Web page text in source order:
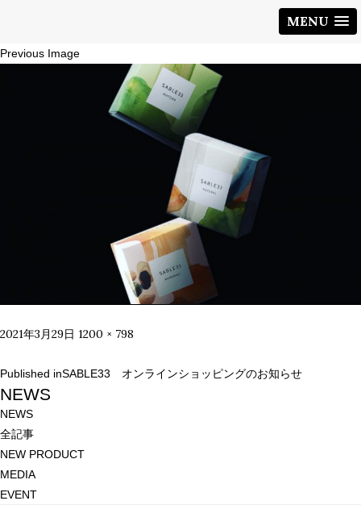
MENU
Previous Image
Posted
2021年3月29日 Full
1200 × 798
投
稿
ナ
ビ
ゲ
ー
シ
Published inSABLE33 オンラインショッピングのお知らせ
NEWS
NEWS
全記事
NEW PRODUCT
MEDIA
EVENT